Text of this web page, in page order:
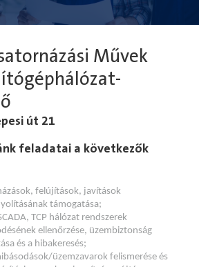
Művek
út 21
feladatai a következők
felújítások, javítások
támogatása;
TCP hálózat rendszerek
ellenőrzése, üzembiztonság
és a hibakeresés;
üzemzavarok felismerése és